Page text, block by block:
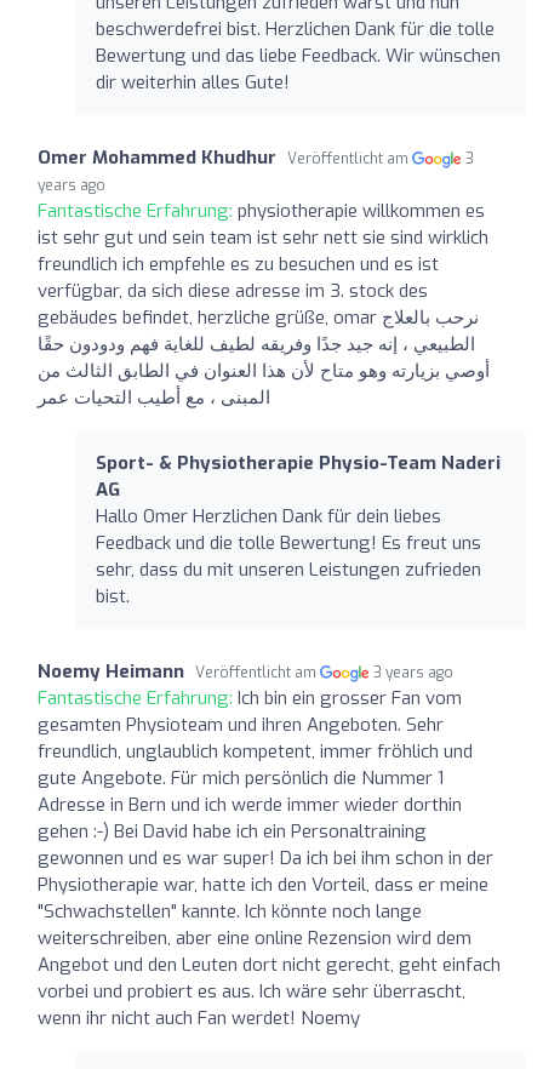
beschwerdefrei bist. Herzlichen Dank für die tolle
Bewertung und das liebe Feedback. Wir wünschen
dir weiterhin alles Gute!
Omer Mohammed Khudhur Veröffentlicht am
3
years ago
Fantastische Erfahrung: physiotherapie willkommen es
ist sehr gut und sein team ist sehr nett sie sind wirklich
freundlich ich empfehle es zu besuchen und es ist
verfügbar, da sich diese adresse im 3. stock des
gebäudes befindet, herzliche grüße, omar نرحب بالعلاج
الطبيعي ، إنه جيد جدًا وفريقه لطيف للغاية فهم ودودون حقًا
أوصي بزيارته وهو متاح لأن هذا العنوان في الطابق الثالث من
المبنى ، مع أطيب التحيات عمر
Sport- & Physiotherapie Physio-Team Naderi
AG
Hallo Omer Herzlichen Dank für dein liebes
Feedback und die tolle Bewertung! Es freut uns
sehr, dass du mit unseren Leistungen zufrieden
bist.
Noemy Heimann Veröffentlicht am 3 years ago
Fantastische Erfahrung: Ich bin ein grosser Fan vom
gesamten Physioteam und ihren Angeboten. Sehr
freundlich, unglaublich kompetent, immer fröhlich und
gute Angebote. Für mich persönlich die Nummer 1
Adresse in Bern und ich werde immer wieder dorthin
gehen :-) Bei David habe ich ein Personaltraining
gewonnen und es war super! Da ich bei ihm schon in der
Physiotherapie war, hatte ich den Vorteil, dass er meine
"Schwachstellen" kannte. Ich könnte noch lange
weiterschreiben, aber eine online Rezension wird dem
Angebot und den Leuten dort nicht gerecht, geht einfach
vorbei und probiert es aus. Ich wäre sehr überrascht,
wenn ihr nicht auch Fan werdet! Noemy